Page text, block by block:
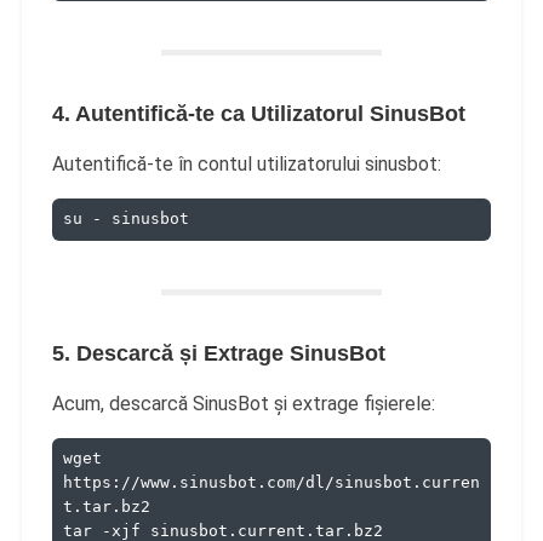
4. Autentifică-te ca Utilizatorul SinusBot
Autentifică-te în contul utilizatorului sinusbot:
su - sinusbot
5. Descarcă și Extrage SinusBot
Acum, descarcă SinusBot și extrage fișierele:
wget
https://www.sinusbot.com/dl/sinusbot.curren
t.tar.bz2
tar -xjf sinusbot.current.tar.bz2